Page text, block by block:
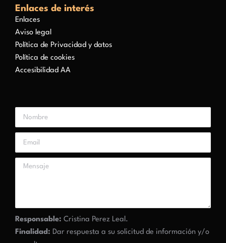
Enlaces de interés
Enlaces
Aviso legal
Política de Privacidad y datos
Política de cookies
Accesibilidad AA
Responsable: Cristina Perez Leal.
Finalidad: Dar respuesta a su solicitud de información y/o